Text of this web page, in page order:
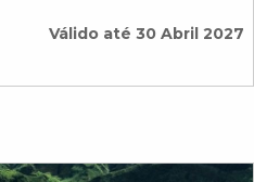
Válido até 30 Abril 2027